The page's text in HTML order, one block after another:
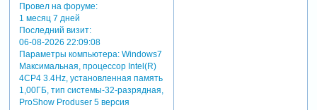
Провел на форуме:
1 месяц 7 дней
Последний визит:
06-08-2026 22:09:08
Параметры компьютера:Windows7
Максимальная, процессор Intel(R)
4CP4 3.4Hz, установленная память
1,00ГБ, тип системы-32-разрядная,
ProShow Produser 5 версия